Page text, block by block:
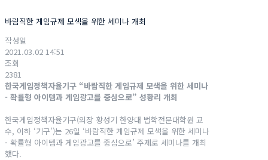
바람직한 게임규제 모색을 위한 세미나 개최
작성일
2021.03.02 14:51
조회
2381
한국게임정책자율기구 “바람직한 게임규제 모색을 위한 세미나
- 확률형 아이템과 게임광고를 중심으로” 성황리 개최
한국게임정책자율기구(의장 황성기 한양대 법학전문대학원 교
수, 이하 ‘기구’)는 26일 ‘바람직한 게임규제 모색을 위한 세미나
- 확률형 아이템과 게임광고를 중심으로’ 주제로 세미나를 개최
했다.